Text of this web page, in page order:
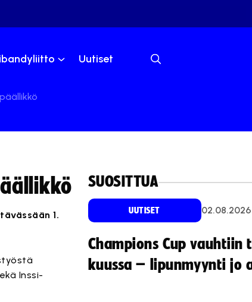
Uutiset
1.
Inssi-
SUOSITTUA
UUTISET 02.08.2026
Champions Cup vauhtiin
kuussa – lipunmyynti jo